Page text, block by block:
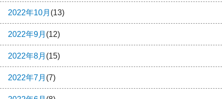
2022年10月 (13)
2022年9月 (12)
2022年8月 (15)
2022年7月 (7)